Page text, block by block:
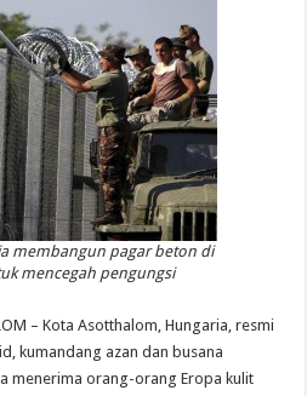
membangun pagar beton di
mencegah pengungsi
– Kota Asotthalom, Hungaria, resmi
kumandang azan dan busana
menerima orang-orang Eropa kulit